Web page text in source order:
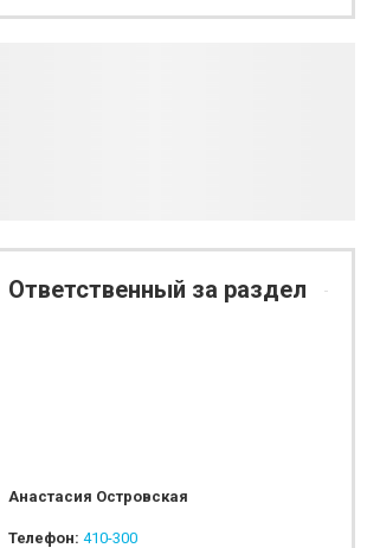
Ответственный за раздел
Анастасия Островская
Телефон: 410-300